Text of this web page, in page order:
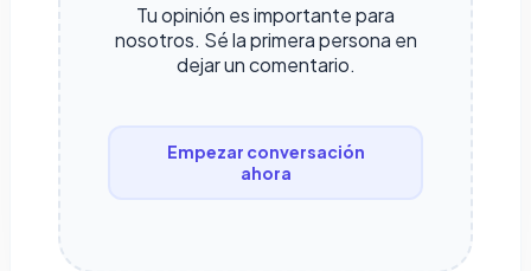
Tu opinión es importante para
nosotros. Sé la primera persona en
dejar un comentario.
Empezar conversación
ahora